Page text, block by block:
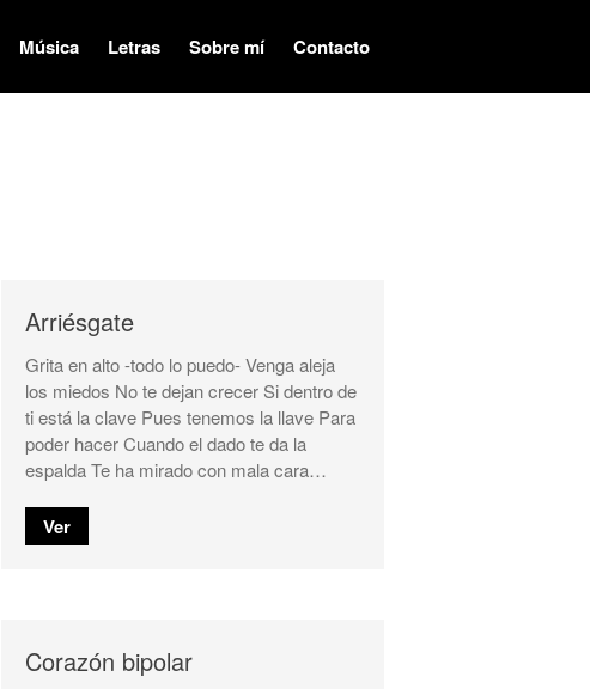
Música Letras Sobre mí Contacto
Arriésgate
Grita en alto -todo lo puedo- Venga aleja
los miedos No te dejan crecer Si dentro de
ti está la clave Pues tenemos la llave Para
poder hacer Cuando el dado te da la
espalda Te ha mirado con mala cara…
Ver
Corazón bipolar